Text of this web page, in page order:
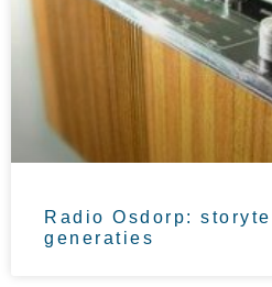
Radio Osdorp:
generaties